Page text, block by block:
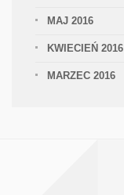
MAJ 2016
KWIECIEŃ 2016
MARZEC 2016